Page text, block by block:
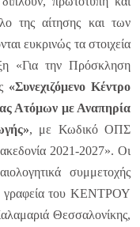
της αίτησης και των
ευκρινώς τα στοιχεία
«Για την Πρόσκληση
«Συνεχιζόμενο Κέντρο
Ατόμων με Αναπηρία
, με Κωδικό ΟΠΣ
2021-2027». Οι
συμμετοχής
γραφεία του ΚΕΝΤΡΟΥ
Θεσσαλονίκης,